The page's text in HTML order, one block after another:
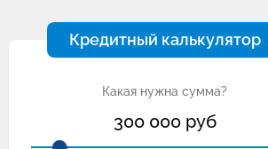
Кредитный калькулятор
Какая нужна сумма?
300 000руб